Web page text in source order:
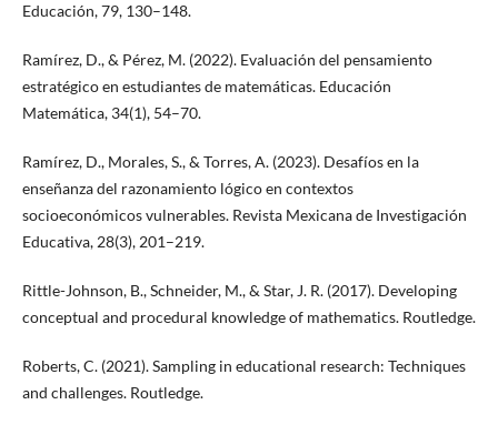
Educación, 79, 130–148.
Ramírez, D., & Pérez, M. (2022). Evaluación del pensamiento
estratégico en estudiantes de matemáticas. Educación
Matemática, 34(1), 54–70.
Ramírez, D., Morales, S., & Torres, A. (2023). Desafíos en la
enseñanza del razonamiento lógico en contextos
socioeconómicos vulnerables. Revista Mexicana de Investigación
Educativa, 28(3), 201–219.
Rittle-Johnson, B., Schneider, M., & Star, J. R. (2017). Developing
conceptual and procedural knowledge of mathematics. Routledge.
Roberts, C. (2021). Sampling in educational research: Techniques
and challenges. Routledge.